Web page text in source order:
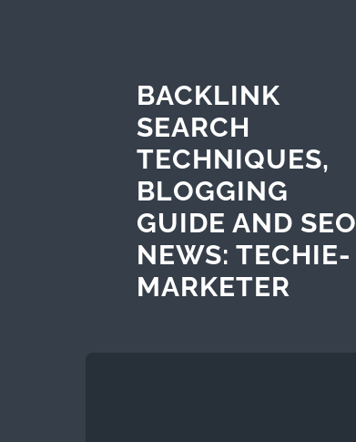
BACKLINK
SEARCH
TECHNIQUES,
BLOGGING
GUIDE AND SEO
NEWS: TECHIE-
MARKETER